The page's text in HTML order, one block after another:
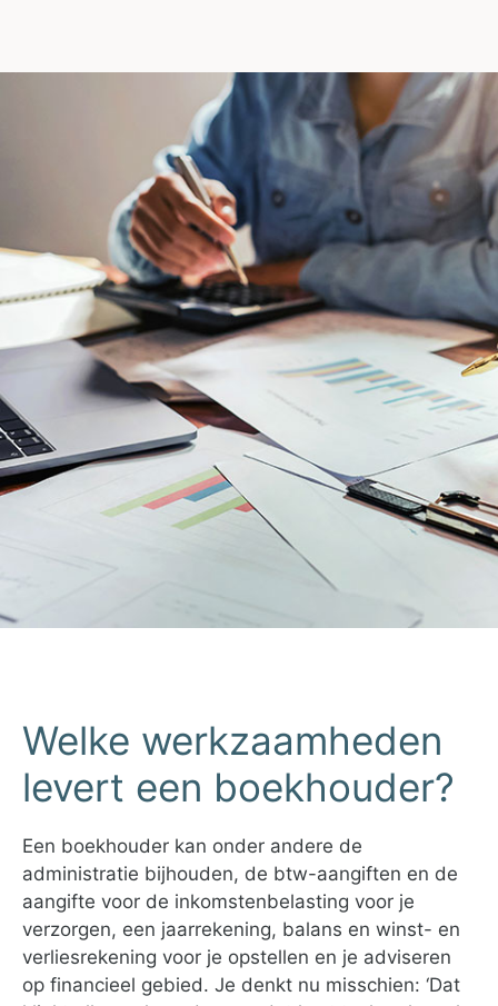
Welke werkzaamheden
levert een boekhouder?
Een boekhouder kan onder andere de
administratie bijhouden, de btw-aangiften en de
aangifte voor de inkomstenbelasting voor je
verzorgen, een jaarrekening, balans en winst- en
verliesrekening voor je opstellen en je adviseren
op financieel gebied. Je denkt nu misschien: ‘Dat